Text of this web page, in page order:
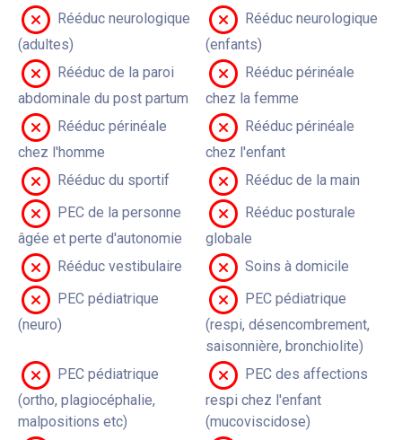
Rééduc neurologique
(adultes)
Rééduc neurologique
(enfants)
Rééduc de la paroi
abdominale du post partum
Rééduc périnéale
chez la femme
Rééduc périnéale
chez l'homme
Rééduc périnéale
chez l'enfant
Rééduc du sportif
Rééduc de la main
PEC de la personne
âgée et perte d'autonomie
Rééduc posturale
globale
Rééduc vestibulaire
Soins à domicile
PEC pédiatrique
(neuro)
PEC pédiatrique
(respi, désencombrement,
saisonnière, bronchiolite)
PEC pédiatrique
(ortho, plagiocéphalie,
malpositions etc)
PEC des affections
respi chez l'enfant
(mucoviscidose)